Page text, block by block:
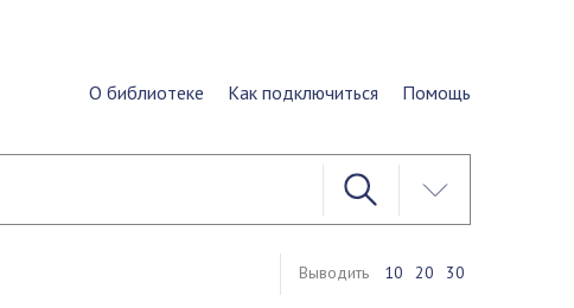
О библиотеке Как подключиться Помощь
Выводить 10 20 30